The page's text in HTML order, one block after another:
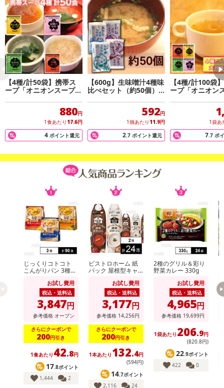
・下記2種類のスープが合計50袋入っています♪
・賞味期限も半年以上ある為、大容量でも安心！
・1つ1つのスープは低カロリーだけどとっても美味♪
・調味料としてもお使いいただける万能スープ！
・まだ一度も食べたこと無い方や、色々な味を食べてみたいという
方におすすめです！
・1袋5g(ふりかけ位の大きさ)以下の為、お弁当と一緒に職場へ持っ
て行けます。
・ご家族やご友人にもプレゼントとして大変喜ばれる逸品です！
【各スープ1袋あたりのカロリー】
・わかめスープ：7.5kcal
・中華スープ：8.2kcal
商品出荷発送より6ヶ月以上
※商品到着時点でのお日持ち期間は、配送日数などにより異なり
・原産国（最終加工地）：日本
・原材料/材質/素材：
【わかめスープ】
食塩、ぶどう糖、粉末しょうゆ、チキンコンソメ、オニオンパウ
み・具(わかめ、ごま、わけぎ)、調味料(アミノ酸等)
【中華スープ】
食塩、粉末しょうゆ、糖類(ぶどう糖、液糖)、チキンコンソメ、オ
ニオンパウダー、ポークエキスパウダー、人参エキスパウダー、シ
ーズニングオイル、粉末ラード、香辛料、うきみ(わけぎ)、調味料
(アミノ酸)、カラメル色素
・アレルギー表示：小麦・乳・大豆・豚肉・牛肉・鶏肉・ゼラチ
・その他商品仕様：
栄養成分表示：
【わかめスープ1袋あたり】 ・カロリー：7.48、 ・タンパク質：
【4種/計50袋】携帯ス
ープ「オニオンスープ」
「わかめスープ」「中華
スープ」「お吸い物」
880円
1食あたり 17.6円
4 ポイント還元
【600g】生味噌汁4種味
比べセット（約50個）
592円
1個あたり 11.9円
2.7 ポイント還元
【4種/計100袋
ープ「オニオン
「わかめスープ
スープ」「お吸
1袋あ
7.7 ポ
じっくりコトコト
こんがりパン 3種セ
タージュ / 濃厚かぼ
ちゃポタージュ / 濃
厚クラムポタージュ
お試し費用
税込・送料込
3,847円
参考価格 オープン
さらにクーポンで
200円引き
1食あたり 42.8円
17.8ポイント
1,444
2
ビストロホーム 紙
パック 屋根型キャ
トマトポタージュ /
クリームポタージュ
お試し費用
税込・送料込
3,177円
参考価格 14,256円
さらにクーポンで
200円引き
1本あたり 132.4円
(594円)
14.7ポイント
2,116
24
2種のグリル＆彩り
野菜カレー 330g
お試し費用
税込・送料込
4,965円
参考価格 19,699円
1袋あたり 206.9円
(820.8円)
22.9ポイント
422
0